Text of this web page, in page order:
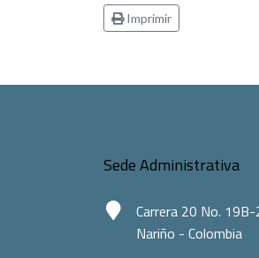
Imprimir
Sede Administrativa
Carrera 20 No.
Nariño - Colombia